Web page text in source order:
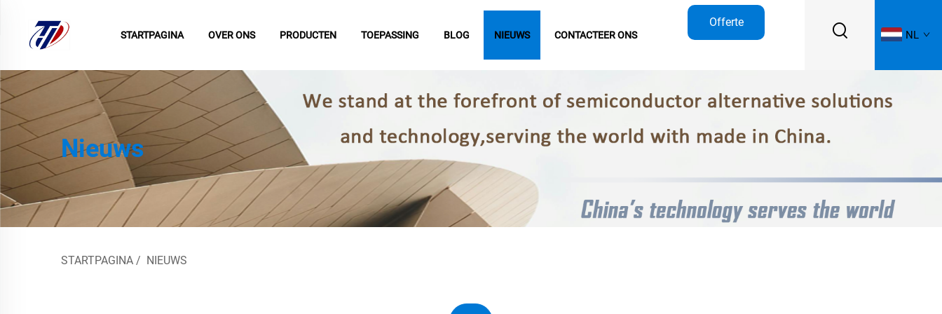
STARTPAGINA OVER ONS PRODUCTEN TOEPASSING BLOG NIEUWS CONTACTEER ONS
Offerte
NL
Nieuws
STARTPAGINA / NIEUWS